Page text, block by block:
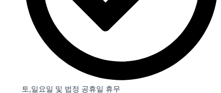
토,일요일 및 법정 공휴일 휴무